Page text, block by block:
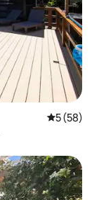
レビュー
5 (58)